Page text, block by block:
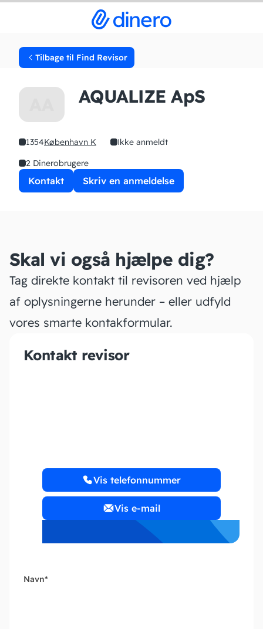
Tilbage til Find Revisor
AQUALIZE ApS
1354København K
Ikke anmeldt
2 Dinerobrugere
Kontakt Skriv en anmeldelse
Skal vi også hjælpe dig?
Tag direkte kontakt til revisoren ved hjælp
af oplysningerne herunder – eller udfyld
vores smarte kontakformular.
Kontakt revisor
Vis telefonnummer
Vis e-mail
Navn*